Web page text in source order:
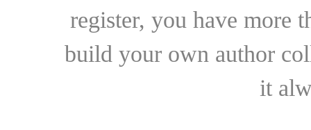
register, you have more
build your own author
it